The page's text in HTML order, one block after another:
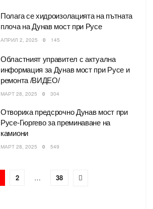
Полага се хидроизолацията на пътната
плоча на Дунав мост при Русе
АПРИЛ 2, 2025 0 145
Областният управител с актуална
информация за Дунав мост при Русе и
ремонта /ВИДЕО/
МАРТ 28, 2025 0 304
Отвориха предсрочно Дунав мост при
Русе-Гюргево за преминаване на
камиони
МАРТ 28, 2025 0 549
2 … 38